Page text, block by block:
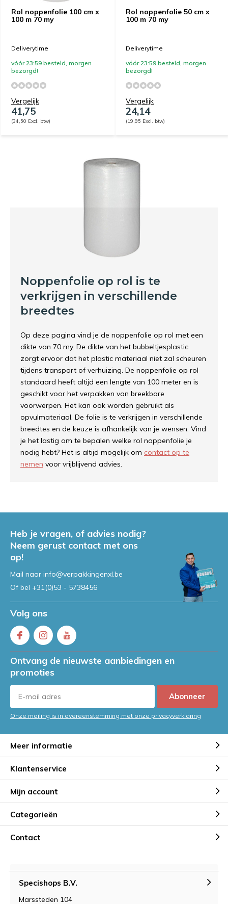
Rol noppenfolie 100 cm x
100 m 70 my
Deliverytime
vóór 23:59 besteld, morgen
bezorgd!
Vergelijk
41,75
(34,50 Excl. btw)
Rol noppenfolie 50 cm x
100 m 70 my
Deliverytime
vóór 23:59 besteld, morgen
bezorgd!
Vergelijk
24,14
(19,95 Excl. btw)
Noppenfolie op rol is te
verkrijgen in verschillende
breedtes
Op deze pagina vind je de noppenfolie op rol met een
dikte van 70 my. De dikte van het bubbeltjesplastic
zorgt ervoor dat het plastic materiaal niet zal scheuren
tijdens transport of verhuizing. De noppenfolie op rol
standaard heeft altijd een lengte van 100 meter en is
geschikt voor het verpakken van breekbare
voorwerpen. Het kan ook worden gebruikt als
opvulmateriaal. De folie is te verkrijgen in verschillende
breedtes en de keuze is afhankelijk van je wensen. Vind
je het lastig om te bepalen welke rol noppenfolie je
nodig hebt? Het is altijd mogelijk om contact op te
nemen voor vrijblijvend advies.
Heb je vragen, of advies nodig?
Neem gerust contact met ons
op!
Mail naar info@verpakkingenxl.be
Of bel +31(0)53 - 5738456
Volg ons
Ontvang de nieuwste aanbiedingen en
promoties
Abonneer
Onze mailing is in overeenstemming met onze privacyverklaring
Meer informatie
Klantenservice
Mijn account
Categorieën
Contact
Specishops B.V.
Marssteden 104